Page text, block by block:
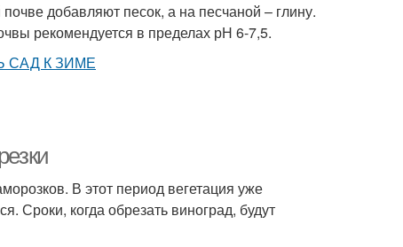
добавляют песок, а на песчаной – глину.
рекомендуется в пределах рН 6-7,5.
В этот период вегетация уже
Сроки, когда обрезать виноград, будут